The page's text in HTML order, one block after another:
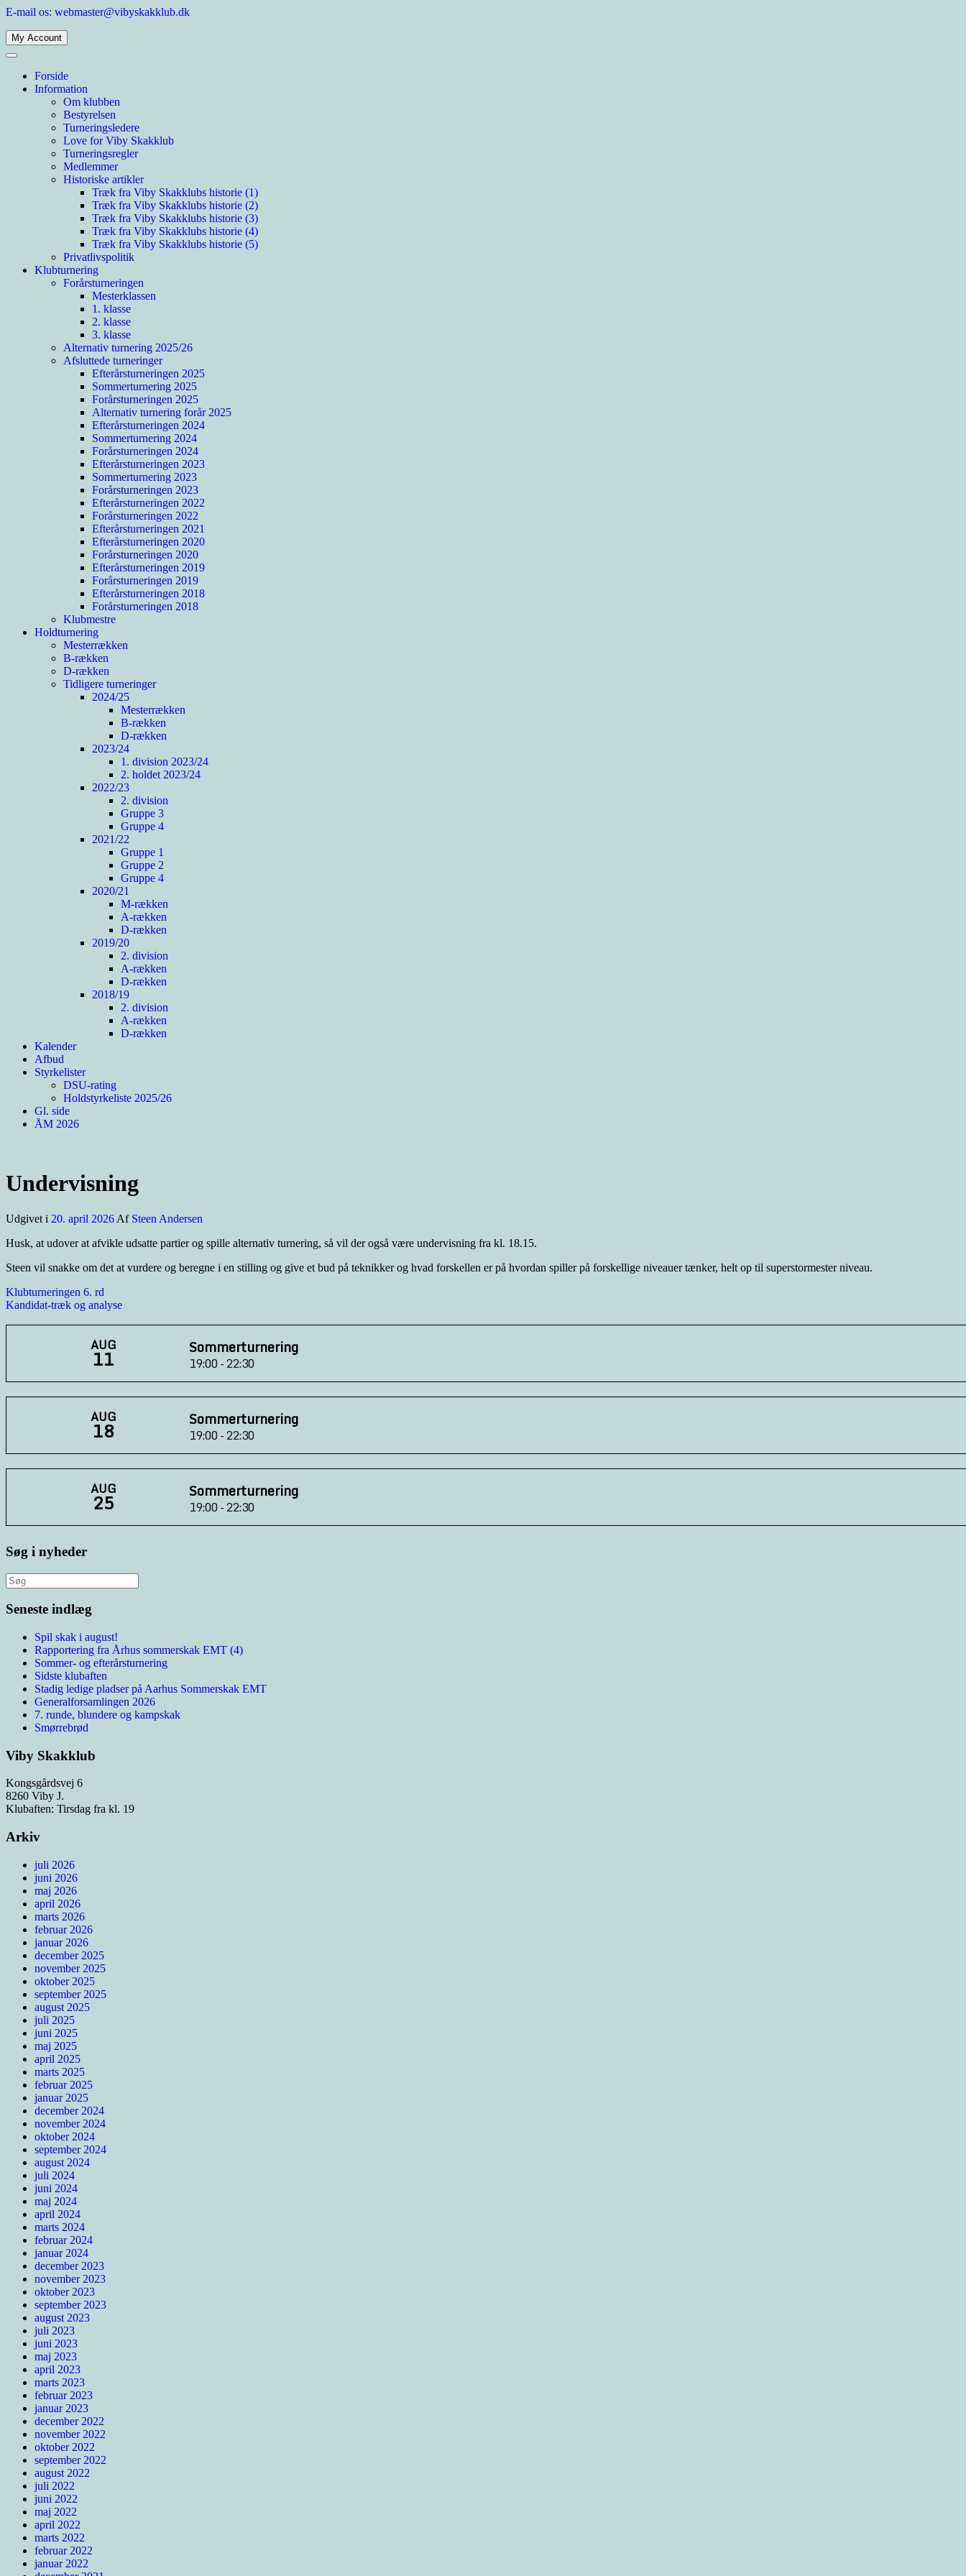
Spring
indhold
E-mail os: webmaster@vibyskakklub.dk
Viby Skakklub
Velkommen til Viby Skakklubs hjemmeside. Viby Skakklub er en af Århus' og Danmarks største skakklubber med spillere i alle styrkelag.
My Account
Forside
Information
Om klubben
Bestyrelsen
Turneringsledere
Love for Viby Skakklub
Turneringsregler
Medlemmer
Historiske artikler
Træk fra Viby Skakklubs historie (1)
Træk fra Viby Skakklubs historie (2)
Træk fra Viby Skakklubs historie (3)
Træk fra Viby Skakklubs historie (4)
Træk fra Viby Skakklubs historie (5)
Privatlivspolitik
Klubturnering
Forårsturneringen
Mesterklassen
1. klasse
2. klasse
3. klasse
Alternativ turnering 2025/26
Afsluttede turneringer
Efterårsturneringen 2025
Sommerturnering 2025
Forårsturneringen 2025
Alternativ turnering forår 2025
Efterårsturneringen 2024
Sommerturnering 2024
Forårsturneringen 2024
Efterårsturneringen 2023
Sommerturnering 2023
Forårsturneringen 2023
Efterårsturneringen 2022
Forårsturneringen 2022
Efterårsturneringen 2021
Efterårsturneringen 2020
Forårsturneringen 2020
Efterårsturneringen 2019
Forårsturneringen 2019
Efterårsturneringen 2018
Forårsturneringen 2018
Klubmestre
Holdturnering
Mesterrækken
B-rækken
D-rækken
Tidligere turneringer
2024/25
Mesterrækken
B-rækken
D-rækken
2023/24
1. division 2023/24
2. holdet 2023/24
2022/23
2. division
Gruppe 3
Gruppe 4
2021/22
Gruppe 1
Gruppe 2
Gruppe 4
2020/21
M-rækken
A-rækken
D-rækken
2019/20
2. division
A-rækken
D-rækken
2018/19
2. division
A-rækken
D-rækken
Kalender
Afbud
Styrkelister
DSU-rating
Holdstyrkeliste 2025/26
Gl. side
ÅM 2026
Undervisning
Udgivet i 20. april 2026 Af Steen Andersen
Husk, at udover at afvikle udsatte partier og spille alternativ turnering, så vil der også være undervisning fra kl. 18.15.
Steen vil snakke om det at vurdere og beregne i en stilling og give et bud på teknikker og hvad forskellen er på hvordan spiller på forskellige niveauer tænker, helt op til superstormester niveau.
Indlægsnavigation
Klubturneringen 6. rd
Kandidat-træk og analyse
AUG
11 Sommerturnering
19:00 - 22:30
AUG
18 Sommerturnering
19:00 - 22:30
AUG
25 Sommerturnering
19:00 - 22:30
Søg i nyheder
Søg
efter:
Seneste indlæg
Spil skak i august!
Rapportering fra Århus sommerskak EMT (4)
Sommer- og efterårsturnering
Sidste klubaften
Stadig ledige pladser på Aarhus Sommerskak EMT
Generalforsamlingen 2026
7. runde, blundere og kampskak
Smørrebrød
Viby Skakklub
Kongsgårdsvej 6
8260 Viby J.
Klubaften: Tirsdag fra kl. 19
Arkiv
juli 2026
juni 2026
maj 2026
april 2026
marts 2026
februar 2026
januar 2026
december 2025
november 2025
oktober 2025
september 2025
august 2025
juli 2025
juni 2025
maj 2025
april 2025
marts 2025
februar 2025
januar 2025
december 2024
november 2024
oktober 2024
september 2024
august 2024
juli 2024
juni 2024
maj 2024
april 2024
marts 2024
februar 2024
januar 2024
december 2023
november 2023
oktober 2023
september 2023
august 2023
juli 2023
juni 2023
maj 2023
april 2023
marts 2023
februar 2023
januar 2023
december 2022
november 2022
oktober 2022
september 2022
august 2022
juli 2022
juni 2022
maj 2022
april 2022
marts 2022
februar 2022
januar 2022